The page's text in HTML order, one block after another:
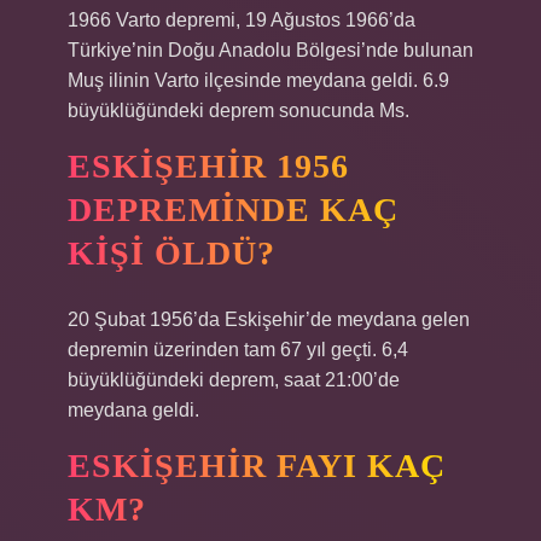
1966 Varto depremi, 19 Ağustos 1966’da
Türkiye’nin Doğu Anadolu Bölgesi’nde bulunan
Muş ilinin Varto ilçesinde meydana geldi. 6.9
büyüklüğündeki deprem sonucunda Ms.
ESKIŞEHIR 1956
DEPREMINDE KAÇ
KIŞI ÖLDÜ?
20 Şubat 1956’da Eskişehir’de meydana gelen
depremin üzerinden tam 67 yıl geçti. 6,4
büyüklüğündeki deprem, saat 21:00’de
meydana geldi.
ESKIŞEHIR FAYI KAÇ
KM?